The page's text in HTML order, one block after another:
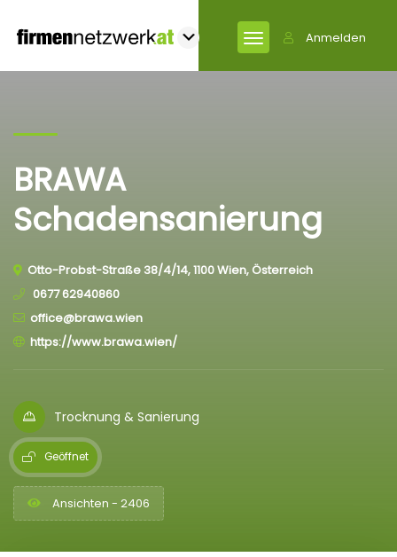
Anmelden
BRAWA
Schadensanierung
Otto-Probst-Straße 38/4/14, 1100 Wien, Österreich
0677 62940860
office@brawa.wien
https://www.brawa.wien/
Trocknung & Sanierung
Geöffnet
Ansichten - 2406